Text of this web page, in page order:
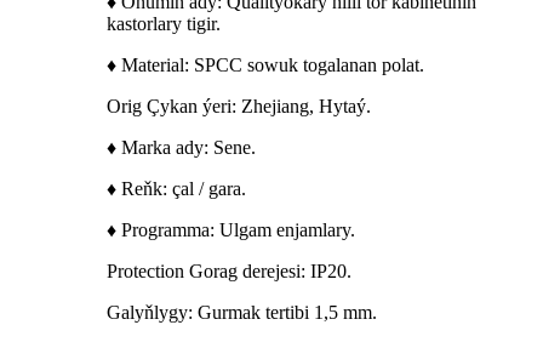
kastorlary tigir.
♦ Material: SPCC sowuk togalanan polat.
Orig Çykan ýeri: Zhejiang, Hytaý.
♦ Marka ady: Sene.
♦ Reňk: çal / gara.
♦ Programma: Ulgam enjamlary.
Protection Gorag derejesi: IP20.
Galyňlygy: Gurmak tertibi 1,5 mm.